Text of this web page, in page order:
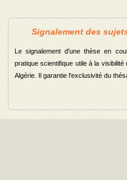
Signalement des
Le signalement d'une thèse en
pratique scientifique utile à la
Algérie. Il garantie l'exclusivité du